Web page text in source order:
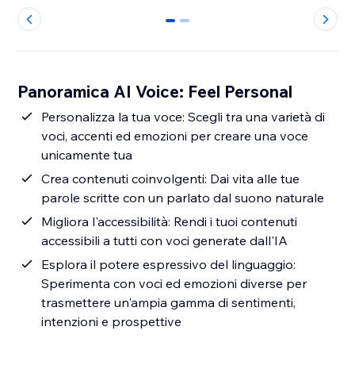
0 1
Panoramica AI Voice: Feel Personal
Personalizza la tua voce: Scegli tra una varietà di
voci, accenti ed emozioni per creare una voce
unicamente tua
Crea contenuti coinvolgenti: Dai vita alle tue
parole scritte con un parlato dal suono naturale
Migliora l'accessibilità: Rendi i tuoi contenuti
accessibili a tutti con voci generate dall'IA
Esplora il potere espressivo del linguaggio:
Sperimenta con voci ed emozioni diverse per
trasmettere un'ampia gamma di sentimenti,
intenzioni e prospettive